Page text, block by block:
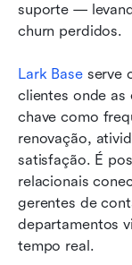
suporte —
churn perdidos.
Lark Base serve
clientes onde
chave como
renovação,
satisfação. É
relacionais
gerentes de
departamentos
tempo real.